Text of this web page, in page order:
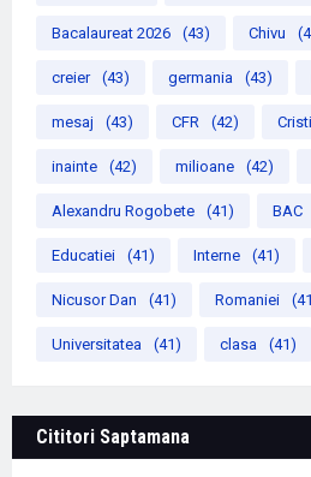
Bacalaureat 2026 (43) Chivu
creier (43) germania (43)
mesaj (43) CFR (42) Cristi
inainte (42) milioane (42)
Alexandru Rogobete (41) BAC
Educatiei (41) Interne (41)
Nicusor Dan (41) Romaniei
Universitatea (41) clasa (41)
Cititori Saptamana